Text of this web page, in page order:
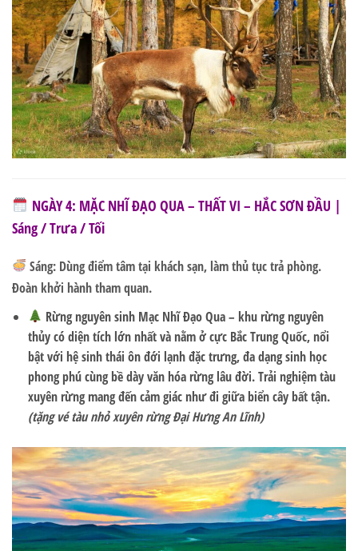
NGÀY 4: MẶC NHĨ ĐẠO QUA – THẤT VI – HẮC SƠN ĐẦU |
Sáng / Trưa / Tối
Sáng: Dùng điểm tâm tại khách sạn, làm thủ tục trả phòng.
Đoàn khởi hành tham quan.
Rừng nguyên sinh Mạc Nhĩ Đạo Qua– khu rừng nguyên
thủy có diện tích lớn nhất và nằm ở cực Bắc Trung Quốc, nổi
bật với hệ sinh thái ôn đới lạnh đặc trưng, đa dạng sinh học
phong phú cùng bề dày văn hóa rừng lâu đời. Trải nghiệm tàu
xuyên rừng mang đến cảm giác như đi giữa biển cây bất tận.
(tặng vé tàu nhỏ xuyên rừng Đại Hưng An Lĩnh)